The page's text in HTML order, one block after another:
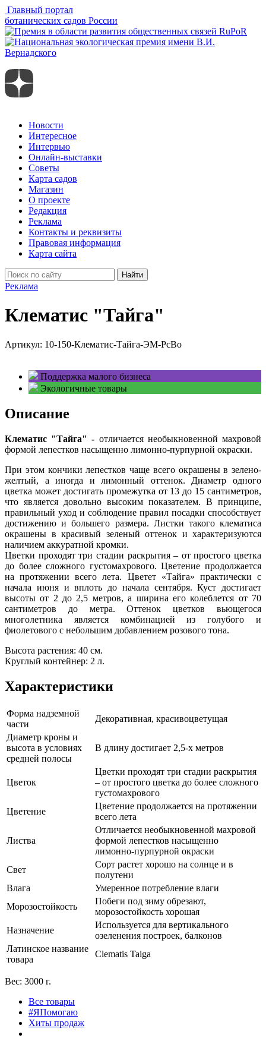
Главный портал
ботанических садов России
Новости
Интересное
Интервью
Онлайн-выставки
Советы
Карта садов
Магазин
О проекте
Редакция
Реклама
Контакты и реквизиты
Правовая информация
Карта сайта
Найти
Реклама
Клематис "Тайга"
Артикул: 10-150-Клематис-Тайга-ЭМ-РсВо
Поддержка малого бизнеса
Экологичные товары
Описание
Клематис "Тайга" - отличается необыкновенной махровой
формой лепестков насыщенно лимонно-пурпурной окраски.
При этом кончики лепестков чаще всего окрашены в зелено-
желтый, а иногда и лимонный оттенок. Диаметр одного
цветка может достигать промежутка от 13 до 15 сантиметров,
что является довольно высоким показателем. В принципе,
правильный уход и соблюдение правил посадки способствует
достижению и большего размера. Листки такого клематиса
окрашены в красивый зеленый оттенок и характеризуются
наличием аккуратной кромки.
Цветки проходят три стадии раскрытия – от простого цветка
до более сложного густомахрового. Цветение продолжается
на протяжении всего лета. Цветет «Тайга» практически с
начала июня и вплоть до начала сентября. Куст достигает
высоты от 2 до 2,5 метров, а ширина его колеблется от 70
сантиметров до метра. Оттенок цветков вьющегося
многолетника является комбинацией из голубого и
фиолетового с небольшим добавлением розового тона.
Высота растения: 40 см.
Круглый контейнер: 2 л.
Характеристики
Форма надземной
части
Декоративная, красивоцветущая
Диаметр кроны и
высота в условиях
средней полосы
В длину достигает 2,5-х метров
Цветок
Цветки проходят три стадии раскрытия
– от простого цветка до более сложного
густомахрового
Цветение
Цветение продолжается на протяжении
всего лета
Листва
Отличается необыкновенной махровой
формой лепестков насыщенно
лимонно-пурпурной окраски
Свет
Сорт растет хорошо на солнце и в
полутени
Влага
Умеренное потребление влаги
Морозостойкость
Побеги под зиму обрезают,
морозостойкость хорошая
Назначение
Используется для вертикального
озеленения построек, балконов
Латинское название
товара
Clematis Taiga
Вес: 3000 г.
Все товары
#ЯПомогаю
Хиты продаж